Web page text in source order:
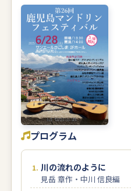
プログラム
川の流れのように
見岳 章作・中川 信良編